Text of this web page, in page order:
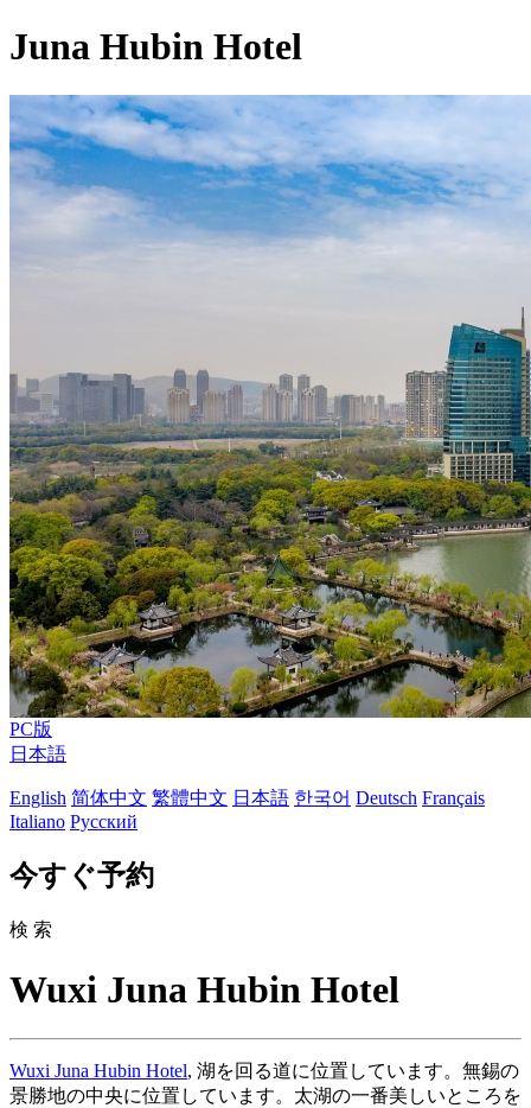
Juna Hubin Hotel
PC版
日本語
English 简体中文 繁體中文 日本語 한국어 Deutsch Français
Italiano Русский
今すぐ予約
検 索
Wuxi Juna Hubin Hotel
Wuxi Juna Hubin Hotel, 湖を回る道に位置しています。無錫の
景勝地の中央に位置しています。太湖の一番美しいところを